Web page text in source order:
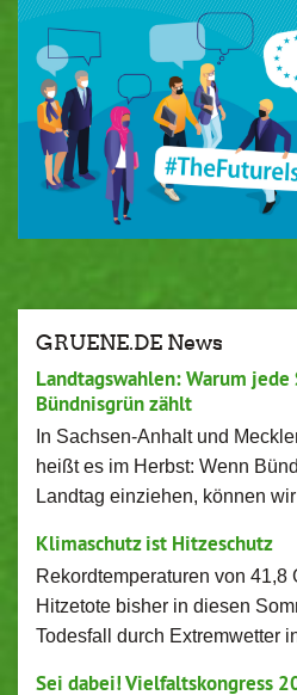
GRUENE.DE News
Landtagswahlen: Warum
Bündnisgrün zählt
In Sachsen-Anhalt und
heißt es im Herbst: Wenn
Landtag einziehen, können
Klimaschutz ist Hitzeschutz
Rekordtemperaturen von 41,8
Hitzetote bisher in diesen
Todesfall durch Extremwetter
Sei dabei! Vielfaltskongress